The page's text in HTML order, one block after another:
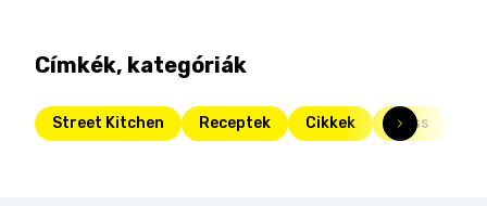
Címkék, kategóriák
Street Kitchen Receptek Cikkek Friss